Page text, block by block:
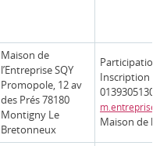
Maison de
l’Entreprise SQY
Promopole, 12 av
des Prés 78180
Montigny Le
Bretonneux
Inscription
0139305130
Maison de